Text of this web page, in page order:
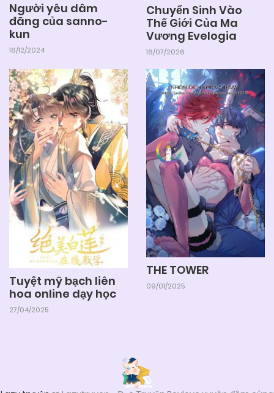
Người yêu dâm
đãng của sanno-
kun
16/12/2024
Chuyển Sinh Vào
Thế Giới Của Ma
Vương Evelogia
16/07/2026
Tuyệt mỹ bạch liên
hoa online dạy học
27/04/2025
THE TOWER
09/01/2025